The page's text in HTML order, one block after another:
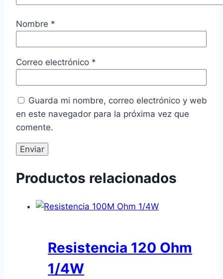
Nombre *
Correo electrónico *
Guarda mi nombre, correo electrónico y web
en este navegador para la próxima vez que
comente.
Productos relacionados
Resistencia 120 Ohm
1/4W